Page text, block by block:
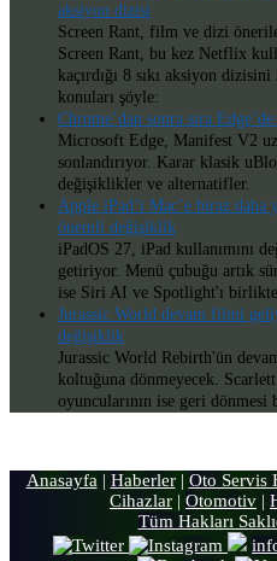
aksiyon dizisi
Screen Rant, film ve dizi
Screen Rant, bu kez Netflix
kaçırdığı 8 sıkı aksiyon
konuları şöyle:
Chrome’dan sonra sıra
Microsoft Edge, Manifest V2
sonlandırıyor. Karar klasik
değişiklikler ve alternatifler.
Apple iPad’i Mac’e biraz daha
önemli değişiklik
iPadOS 27, iPad kullanımını
getiriyor. Menü çubuğu artık
ise Siri AI ve Spotlight'ı
Jurassic World devam filmi
değişiklik
Jurassic World Rebirth'ün
koltuğuna dönmeyecek.
oyuncularının ise geri dönmesi
Anasayfa| Haberler| Oto Servis
Cihazlar | Otomotiv |
Tüm Hakları